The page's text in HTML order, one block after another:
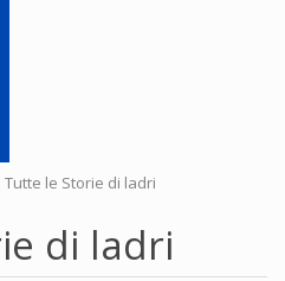
Tutte le Storie di ladri
di ladri